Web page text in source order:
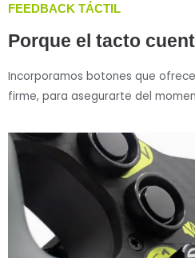
FEEDBACK TÁCTIL
Porque el tacto
Incorporamos botones que
firme, para asegurarte del